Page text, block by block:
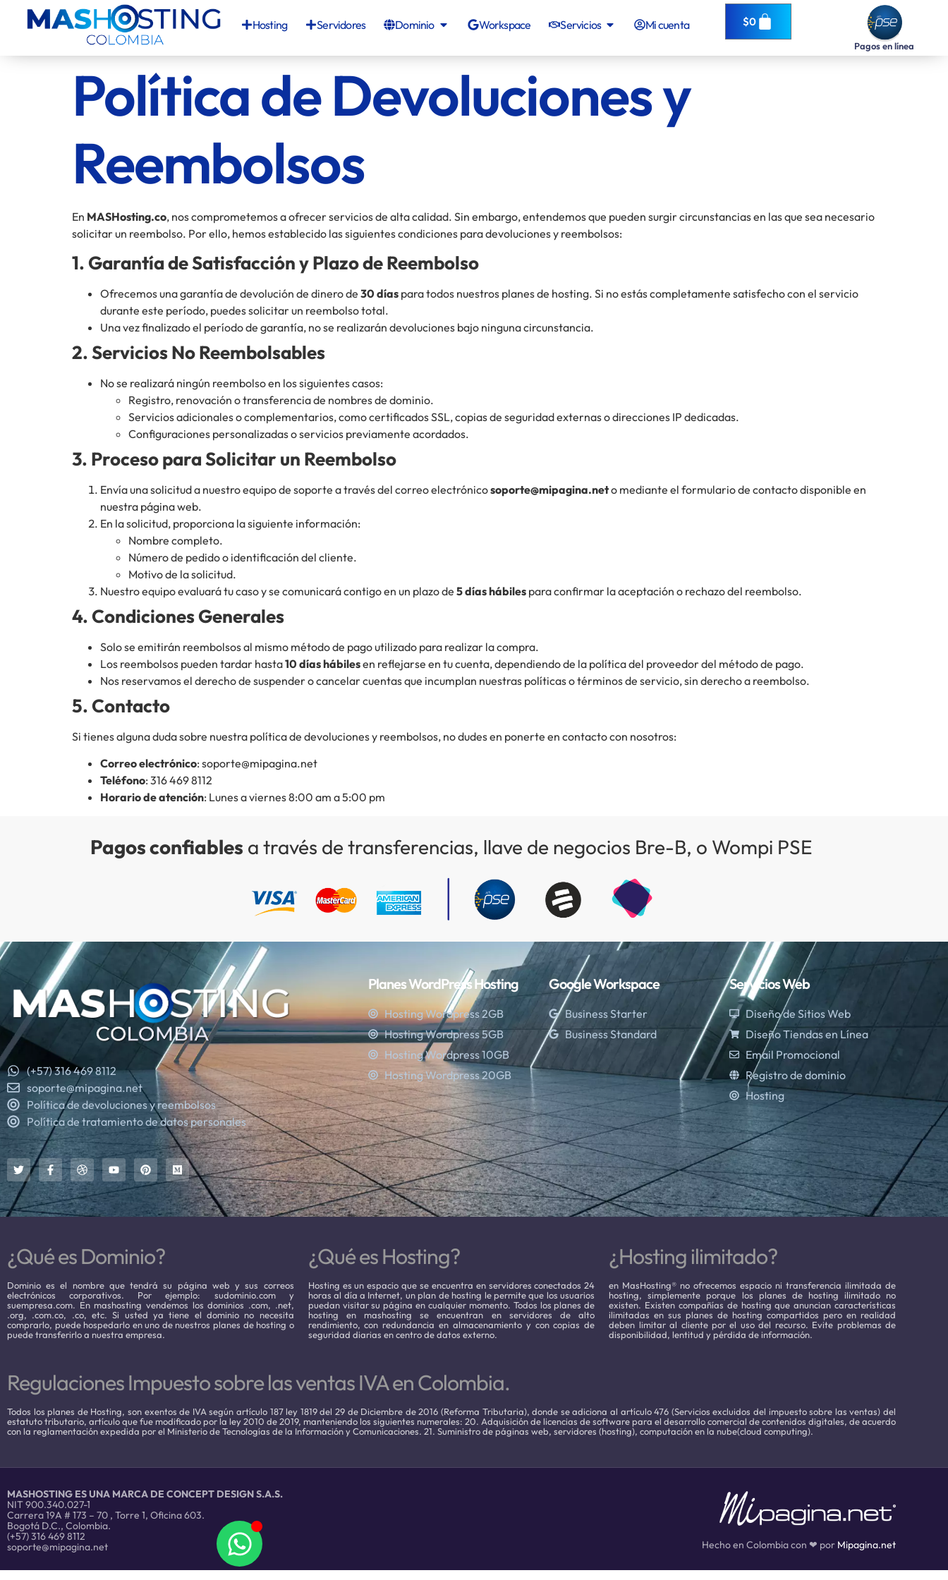
Hosting Servidores Dominio Workspace Servicios Mi cuenta $0
Pagos en línea
Política de Devoluciones y
Reembolsos
En MASHosting.co, nos comprometemos a ofrecer servicios de alta calidad. Sin embargo, entendemos que pueden surgir circunstancias en las que sea necesario
solicitar un reembolso. Por ello, hemos establecido las siguientes condiciones para devoluciones y reembolsos:
1. Garantía de Satisfacción y Plazo de Reembolso
Ofrecemos una garantía de devolución de dinero de 30 días para todos nuestros planes de hosting. Si no estás completamente satisfecho con el servicio
durante este período, puedes solicitar un reembolso total.
Una vez finalizado el período de garantía, no se realizarán devoluciones bajo ninguna circunstancia.
2. Servicios No Reembolsables
No se realizará ningún reembolso en los siguientes casos:
Registro, renovación o transferencia de nombres de dominio.
Servicios adicionales o complementarios, como certificados SSL, copias de seguridad externas o direcciones IP dedicadas.
Configuraciones personalizadas o servicios previamente acordados.
3. Proceso para Solicitar un Reembolso
Envía una solicitud a nuestro equipo de soporte a través del correo electrónicosoporte@mipagina.neto mediante el formulario de contacto disponible en
nuestra página web.
En la solicitud, proporciona la siguiente información:
Nombre completo.
Número de pedido o identificación del cliente.
Motivo de la solicitud.
Nuestro equipo evaluará tu caso y se comunicará contigo en un plazo de 5 días hábiles para confirmar la aceptación o rechazo del reembolso.
4. Condiciones Generales
Solo se emitirán reembolsos al mismo método de pago utilizado para realizar la compra.
Los reembolsos pueden tardar hasta10 días hábilesen reflejarse en tu cuenta, dependiendo de la política del proveedor del método de pago.
Nos reservamos el derecho de suspender o cancelar cuentas que incumplan nuestras políticas o términos de servicio, sin derecho a reembolso.
5. Contacto
Si tienes alguna duda sobre nuestra política de devoluciones y reembolsos, no dudes en ponerte en contacto con nosotros:
Correo electrónico: soporte@mipagina.net
Teléfono: 316 469 8112
Horario de atención: Lunes a viernes 8:00 am a 5:00 pm
Pagos confiables a través de transferencias, llave de negocios Bre-B, o Wompi PSE
(+57) 316 469 8112
soporte@mipagina.net
Política de devoluciones y reembolsos
Política de tratamiento de datos personales
Planes WordPress Hosting
Hosting Wordpress 2GB
Hosting Wordpress 5GB
Hosting Wordpress 10GB
Hosting Wordpress 20GB
Google Workspace
Business Starter
Business Standard
Servicios Web
Diseño de Sitios Web
Diseño Tiendas en Línea
Email Promocional
Registro de dominio
Hosting
¿Qué es Dominio?
Dominio es el nombre que tendrá su página web y sus correos
electrónicos corporativos. Por ejemplo: sudominio.com y
suempresa.com. En mashosting vendemos los dominios .com, .net,
.org, .com.co, .co, etc. Si usted ya tiene el dominio no necesita
comprarlo, puede hospedarlo en uno de nuestros planes de hosting o
puede transferirlo a nuestra empresa.
¿Qué es Hosting?
Hosting es un espacio que se encuentra en servidores conectados 24
horas al día a Internet, un plan de hosting le permite que los usuarios
puedan visitar su página en cualquier momento. Todos los planes de
hosting en mashosting se encuentran en servidores de alto
rendimiento, con redundancia en almacenamiento y con copias de
seguridad diarias en centro de datos externo.
¿Hosting ilimitado?
en MasHosting® no ofrecemos espacio ni transferencia ilimitada de
hosting, simplemente porque los planes de hosting ilimitado no
existen. Existen compañías de hosting que anuncian características
ilimitadas en sus planes de hosting compartidos pero en realidad
deben limitar al cliente por el uso del recurso. Evite problemas de
disponibilidad, lentitud y pérdida de información.
Regulaciones Impuesto sobre las ventas IVA en Colombia.
Todos los planes de Hosting, son exentos de IVA según artículo 187 ley 1819 del 29 de Diciembre de 2016 (Reforma Tributaria), donde se adiciona al artículo 476 (Servicios excluidos del impuesto sobre las ventas) del
estatuto tributario, artículo que fue modificado por la ley 2010 de 2019, manteniendo los siguientes numerales: 20. Adquisición de licencias de software para el desarrollo comercial de contenidos digitales, de acuerdo
con la reglamentación expedida por el Ministerio de Tecnologías de la Información y Comunicaciones. 21. Suministro de páginas web, servidores (hosting), computación en la nube(cloud computing).
MASHOSTING ES UNA MARCA DE CONCEPT DESIGN S.A.S.
NIT 900.340.027-1
Carrera 19A # 173 – 70 , Torre 1, Oficina 603.
Bogotá D.C., Colombia.
(+57) 316 469 8112
soporte@mipagina.net
Hecho en Colombia con ❤ por Mipagina.net